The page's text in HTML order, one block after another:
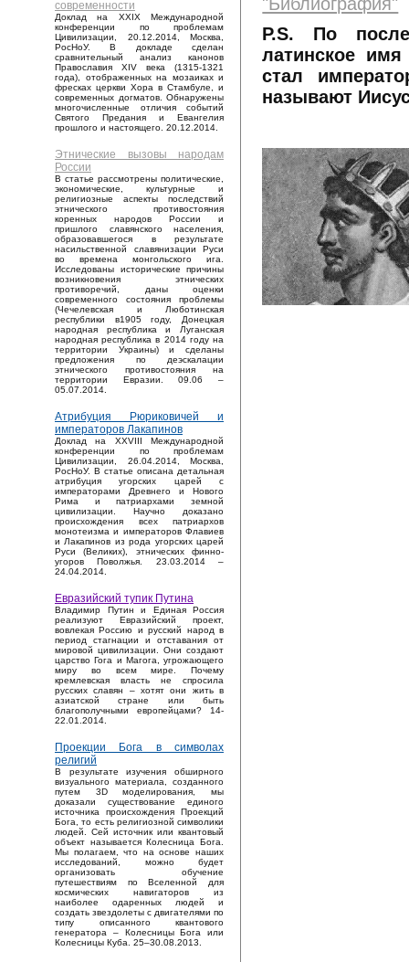
современности
Доклад на XXIX Международной
конференции по проблемам
Цивилизации, 20.12.2014, Москва,
РосНоУ. В докладе сделан
сравнительный анализ канонов
Православия XIV века (1315-1321
года), отображенных на мозаиках и
фресках церкви Хора в Стамбуле, и
современных догматов. Обнаружены
многочисленные отличия событий
Святого Предания и Евангелия
прошлого и настоящего. 20.12.2014.
Этнические вызовы народам
России
В статье рассмотрены политические,
экономические, культурные и
религиозные аспекты последствий
этнического противостояния
коренных народов России и
пришлого славянского населения,
образовавшегося в результате
насильственной славянизации Руси
во времена монгольского ига.
Исследованы исторические причины
возникновения этнических
противоречий, даны оценки
современного состояния проблемы
(Чечелевская и Люботинская
республики в1905 году, Донецкая
народная республика и Луганская
народная республика в 2014 году на
территории Украины) и сделаны
предложения по деэскалации
этнического противостояния на
территории Евразии. 09.06 –
05.07.2014.
Атрибуция Рюриковичей и
императоров Лакапинов
Доклад на XXVIII Международной
конференции по проблемам
Цивилизации, 26.04.2014, Москва,
РосНоУ. В статье описана детальная
атрибуция угорских царей с
императорами Древнего и Нового
Рима и патриархами земной
цивилизации. Научно доказано
происхождения всех патриархов
монотеизма и императоров Флавиев
и Лакапинов из рода угорских царей
Руси (Великих), этнических финно-
угоров Поволжья. 23.03.2014 –
24.04.2014.
Евразийский тупик Путина
Владимир Путин и Единая Россия
реализуют Евразийский проект,
вовлекая Россию и русский народ в
период стагнации и отставания от
мировой цивилизации. Они создают
царство Гога и Магога, угрожающего
миру во всем мире. Почему
кремлевская власть не спросила
русских славян – хотят они жить в
азиатской стране или быть
благополучными европейцами? 14-
22.01.2014.
Проекции Бога в символах
религий
В результате изучения обширного
визуального материала, созданного
путем 3D моделирования, мы
доказали существование единого
источника происхождения Проекций
Бога, то есть религиозной символики
людей. Сей источник или квантовый
объект называется Колесница Бога.
Мы полагаем, что на основе наших
исследований, можно будет
организовать обучение
путешествиям по Вселенной для
космических навигаторов из
наиболее одаренных людей и
создать звездолеты с двигателями по
типу описанного квантового
генератора – Колесницы Бога или
Колесницы Куба. 25–30.08.2013.
P.S. По
латинское
стал
называют